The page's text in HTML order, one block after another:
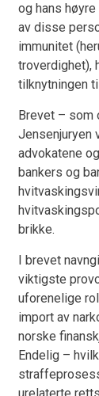
og hans
av disse
immunitet
troverdighet),
tilknytningen
Brevet – som
Jensenjuryen
advokatene
bankers og
brikke.
I brevet
viktigste
uforenelige
import av
norske
Endelig –